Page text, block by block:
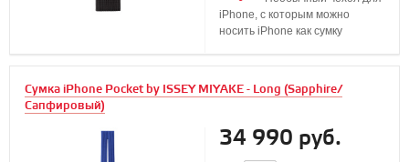
iPhone, с которым можно
носить iPhone как сумку
Сумка iPhone Pocket by ISSEY MIYAKE - Long (Sapphire/
Сапфировый)
34 990 руб.